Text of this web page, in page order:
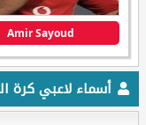
Amir Sayoud
أسماء لاعبي كرة